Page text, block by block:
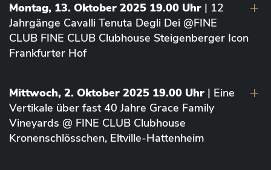
Montag, 13. Oktober 2025 19.00 Uhr | 12
Jahrgänge Cavalli Tenuta Degli Dei @FINE
CLUB FINE CLUB Clubhouse Steigenberger Icon
Frankfurter Hof
Mittwoch, 2. Oktober 2025 19.00 Uhr | Eine
Vertikale über fast 40 Jahre Grace Family
Vineyards @ FINE CLUB Clubhouse
Kronenschlösschen, Eltville-Hattenheim